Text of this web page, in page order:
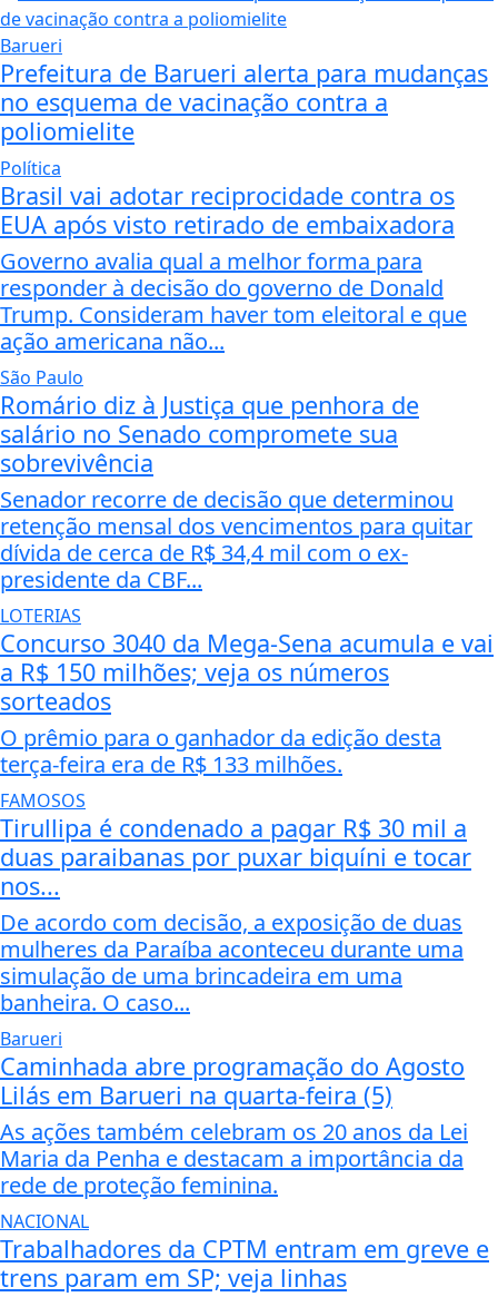
Barueri
Prefeitura de Barueri alerta para mudanças
no esquema de vacinação contra a
poliomielite
Política
Brasil vai adotar reciprocidade contra os
EUA após visto retirado de embaixadora
Governo avalia qual a melhor forma para
responder à decisão do governo de Donald
Trump. Consideram haver tom eleitoral e que
ação americana não...
São Paulo
Romário diz à Justiça que penhora de
salário no Senado compromete sua
sobrevivência
Senador recorre de decisão que determinou
retenção mensal dos vencimentos para quitar
dívida de cerca de R$ 34,4 mil com o ex-
presidente da CBF...
LOTERIAS
Concurso 3040 da Mega-Sena acumula e vai
a R$ 150 milhões; veja os números
sorteados
O prêmio para o ganhador da edição desta
terça-feira era de R$ 133 milhões.
FAMOSOS
Tirullipa é condenado a pagar R$ 30 mil a
duas paraibanas por puxar biquíni e tocar
nos...
De acordo com decisão, a exposição de duas
mulheres da Paraíba aconteceu durante uma
simulação de uma brincadeira em uma
banheira. O caso...
Barueri
Caminhada abre programação do Agosto
Lilás em Barueri na quarta-feira (5)
As ações também celebram os 20 anos da Lei
Maria da Penha e destacam a importância da
rede de proteção feminina.
NACIONAL
Trabalhadores da CPTM entram em greve e
trens param em SP; veja linhas